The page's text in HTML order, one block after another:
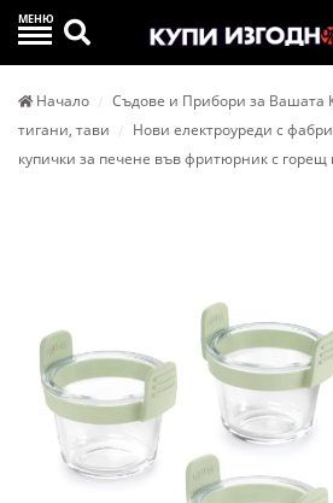
МЕНЮ Търси
Начало Съдове и Прибори за Вашата
тигани, тави
Нови електроуреди с
купички за печене във фритюрник с горещ